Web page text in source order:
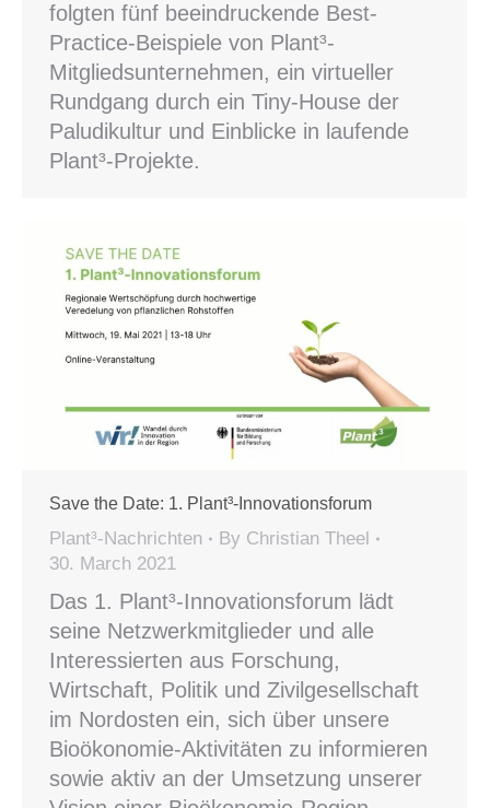
folgten fünf beeindruckende Best-
Practice-Beispiele von Plant³-
Mitgliedsunternehmen, ein virtueller
Rundgang durch ein Tiny-House der
Paludikultur und Einblicke in laufende
Plant³-Projekte.
Save the Date: 1. Plant³-Innovationsforum
Plant³-Nachrichten By Christian Theel
30. March 2021
Das 1. Plant³-Innovationsforum lädt
seine Netzwerkmitglieder und alle
Interessierten aus Forschung,
Wirtschaft, Politik und Zivilgesellschaft
im Nordosten ein, sich über unsere
Bioökonomie-Aktivitäten zu informieren
sowie aktiv an der Umsetzung unserer